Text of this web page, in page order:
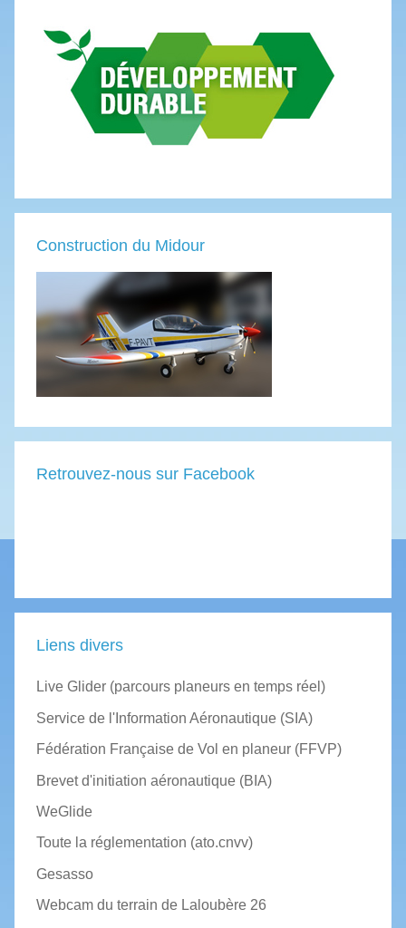
Construction du Midour
Retrouvez-nous sur Facebook
Liens divers
Live Glider (parcours planeurs en temps réel)
Service de l'Information Aéronautique (SIA)
Fédération Française de Vol en planeur (FFVP)
Brevet d'initiation aéronautique (BIA)
WeGlide
Toute la réglementation (ato.cnvv)
Gesasso
Webcam du terrain de Laloubère 26